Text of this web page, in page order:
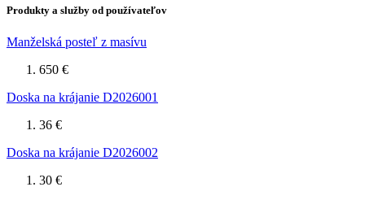
Produkty a služby od používateľov
Manželská posteľ z masívu
650 €
Doska na krájanie D2026001
36 €
Doska na krájanie D2026002
30 €